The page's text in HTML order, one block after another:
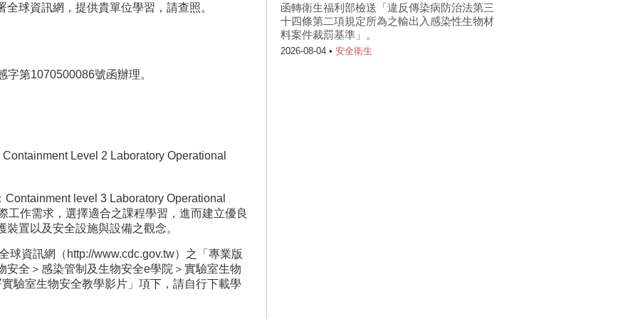
球資訊網，提供貴單位學習，請查照。
字第1070500086號函辦理。
Level 2 Laboratory Operational
level 3 Laboratory Operational
工作需求，選擇適合之課程學習，進而建立優良
置以及安全設施與設備之觀念。
球資訊網（http://www.cdc.gov.tw）之「專業版
安全＞感染管制及生物安全e學院＞實驗室生物
驗室生物安全教學影片」項下，請自行下載學
函轉衛生福利部檢送「違反傳染病防治法第三
十四條第二項規定所為之輸出入感染性生物材
料案件裁罰基準」。
2026-08-04 • 安全衛生